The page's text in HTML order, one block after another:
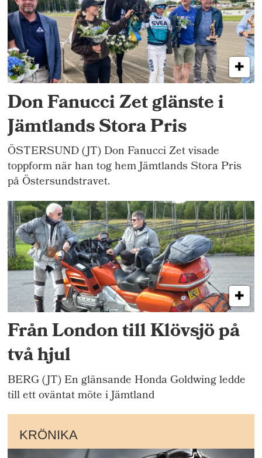
Don Fanucci Zet glänste i
Jämtlands Stora Pris
ÖSTERSUND (JT) Don Fanucci Zet visade
toppform när han tog hem Jämtlands Stora Pris
på Östersundstravet.
Från London till Klövsjö på
två hjul
BERG (JT) En glänsande Honda Goldwing ledde
till ett oväntat möte i Jämtland
KRÖNIKA